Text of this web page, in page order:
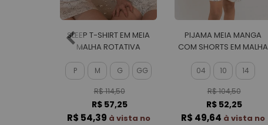
SLEEP T-SHIRT EM MEIA
MALHA ROTATIVA
P M G GG
R$ 114,50
R$ 57,25
R$ 54,39 à vista no
PIJAMA MEIA MANGA
COM SHORTS EM MALHA
04 10 14
R$ 104,50
R$ 52,25
R$ 49,64 à vista no